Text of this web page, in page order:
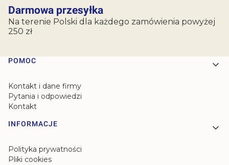
Darmowa przesyłka
Na terenie Polski dla każdego zamówienia powyżej
250 zł
Linki w stopce
POMOC
Kontakt i dane firmy
Pytania i odpowiedzi
Kontakt
INFORMACJE
Polityka prywatności
Pliki cookies